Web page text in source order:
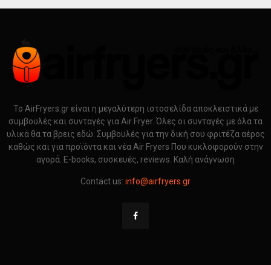
Το AirFryers.gr είναι η μεγαλύτερη ιστοσελίδα αποκλειστικά με
συμβουλές και συνταγές για Air Fryer. Όλες οι συνταγές με όλα τα
υλικά θα τα βρεις εδώ. Συμβουλές για την δική σου φριτέζα αέρος
καθώς και για προϊόντα και νέα Air Fryers Που κυκλοφορούν στην
αγορά. E-books, συσκευές, reviews. Καλή ανάγνωση
Contact us: info@airfryers.gr